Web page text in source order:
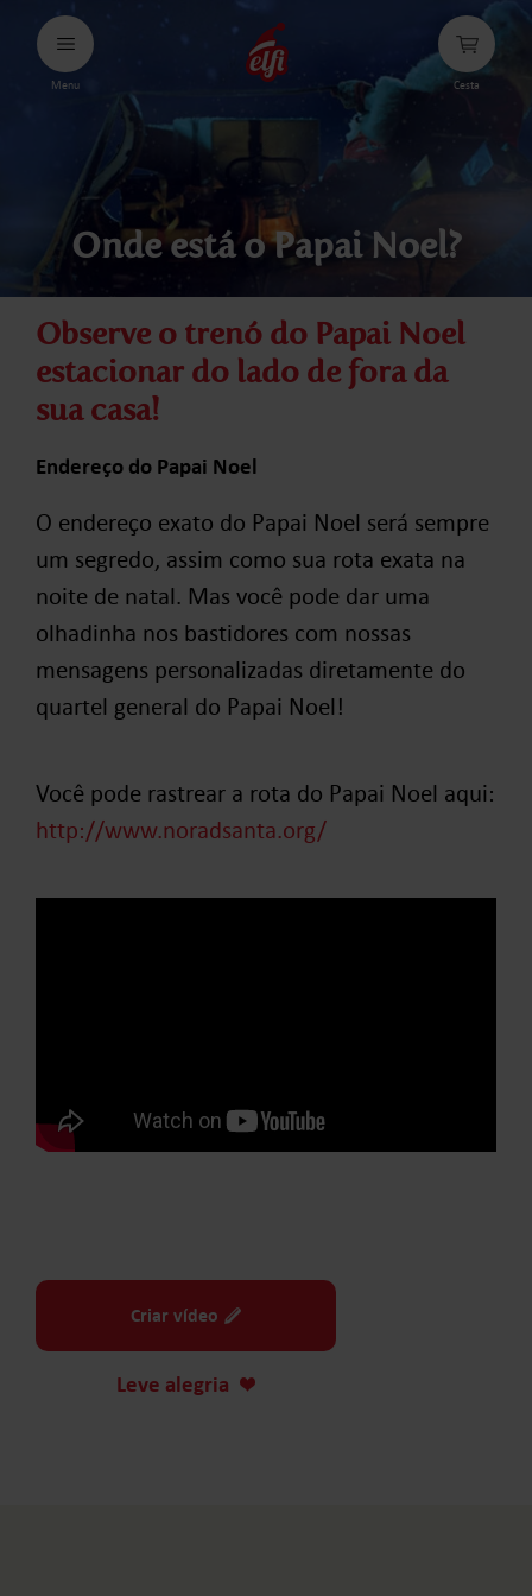
Avançar
conteúdos
Menu Cesta
Onde está o Papai Noel?
Observe o trenó do Papai Noel
estacionar do lado de fora da
sua casa!
Endereço do Papai Noel
O endereço exato do Papai Noel será sempre
um segredo, assim como sua rota exata na
noite de natal. Mas você pode dar uma
olhadinha nos bastidores com nossas
mensagens personalizadas diretamente do
quartel general do Papai Noel!
Você pode rastrear a rota do Papai Noel aqui:
http://www.noradsanta.org/
Criar vídeo
Leve alegria